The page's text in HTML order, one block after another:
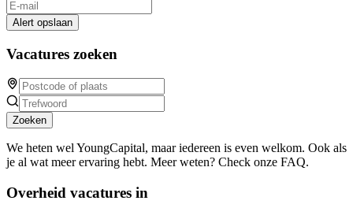
Alert opslaan
Vacatures zoeken
Zoeken
We heten wel YoungCapital, maar iedereen is even welkom. Ook als
je al wat meer ervaring hebt. Meer weten? Check onze FAQ.
Overheid vacatures in